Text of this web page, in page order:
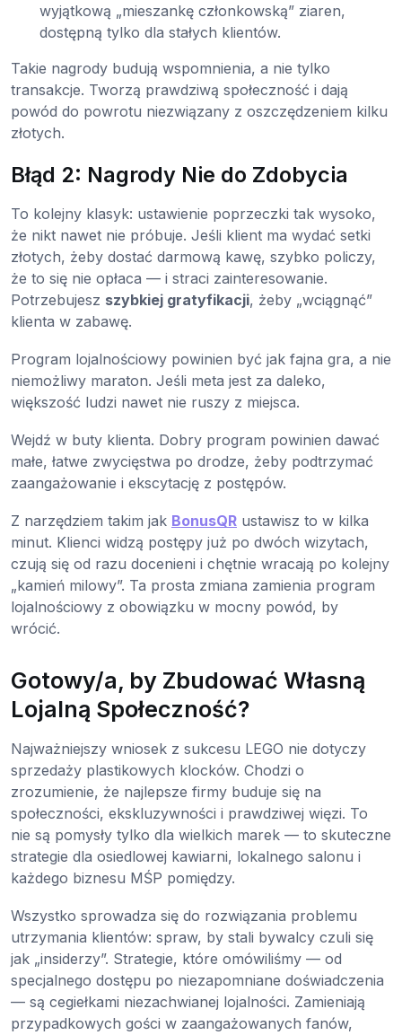
wyjątkową „mieszankę członkowską” ziaren,
dostępną tylko dla stałych klientów.
Takie nagrody budują wspomnienia, a nie tylko
transakcje. Tworzą prawdziwą społeczność i dają
powód do powrotu niezwiązany z oszczędzeniem kilku
złotych.
Błąd 2: Nagrody Nie do Zdobycia
To kolejny klasyk: ustawienie poprzeczki tak wysoko,
że nikt nawet nie próbuje. Jeśli klient ma wydać setki
złotych, żeby dostać darmową kawę, szybko policzy,
że to się nie opłaca — i straci zainteresowanie.
Potrzebujesz szybkiej gratyfikacji, żeby „wciągnąć”
klienta w zabawę.
Program lojalnościowy powinien być jak fajna gra, a nie
niemożliwy maraton. Jeśli meta jest za daleko,
większość ludzi nawet nie ruszy z miejsca.
Wejdź w buty klienta. Dobry program powinien dawać
małe, łatwe zwycięstwa po drodze, żeby podtrzymać
zaangażowanie i ekscytację z postępów.
Z narzędziem takim jak BonusQR ustawisz to w kilka
minut. Klienci widzą postępy już po dwóch wizytach,
czują się od razu docenieni i chętnie wracają po kolejny
„kamień milowy”. Ta prosta zmiana zamienia program
lojalnościowy z obowiązku w mocny powód, by
wrócić.
Gotowy/a, by Zbudować Własną
Lojalną Społeczność?
Najważniejszy wniosek z sukcesu LEGO nie dotyczy
sprzedaży plastikowych klocków. Chodzi o
zrozumienie, że najlepsze firmy buduje się na
społeczności, ekskluzywności i prawdziwej więzi. To
nie są pomysły tylko dla wielkich marek — to skuteczne
strategie dla osiedlowej kawiarni, lokalnego salonu i
każdego biznesu MŚP pomiędzy.
Wszystko sprowadza się do rozwiązania problemu
utrzymania klientów: spraw, by stali bywalcy czuli się
jak „insiderzy”. Strategie, które omówiliśmy — od
specjalnego dostępu po niezapomniane doświadczenia
— są cegiełkami niezachwianej lojalności. Zamieniają
przypadkowych gości w zaangażowanych fanów,